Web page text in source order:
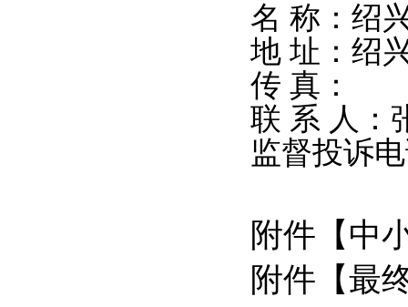
名 称：绍
地 址：绍
传 真：
联 系 人：
监督投诉
附件【 中
附件【最